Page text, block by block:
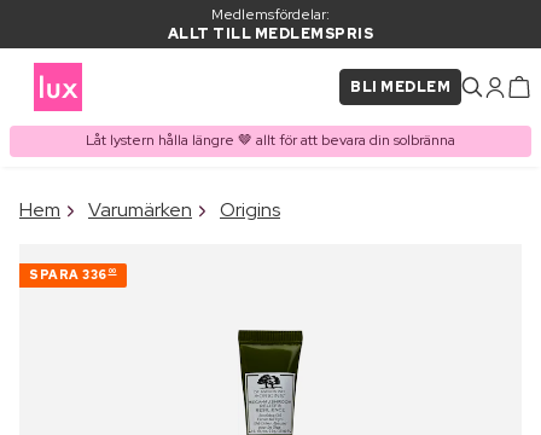
Medlemsfördelar:
ALLT TILL MEDLEMSPRIS
BLI MEDLEM
Låt lystern hålla längre 🤎 allt för att bevara din solbränna
PRODUKT I VARUKORGEN
Ofta köpt tillsammans med
Hem Varumärken Origins
SPARA 336 00